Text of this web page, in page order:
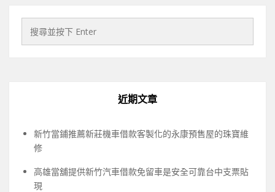
近期文章
新竹當鋪推薦新莊機車借款客製化的永康預售屋的珠寶維
修
高雄當舖提供新竹汽車借款免留車是安全可靠台中支票貼
現